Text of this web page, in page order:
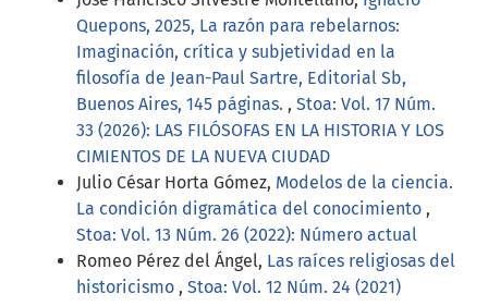
Quepons, 2025, La razón para rebelarnos:
Imaginación, crítica y subjetividad en la
filosofía de Jean-Paul Sartre, Editorial Sb,
Buenos Aires, 145 páginas. , Stoa: Vol. 17 Núm.
33 (2026): LAS FILÓSOFAS EN LA HISTORIA Y LOS
CIMIENTOS DE LA NUEVA CIUDAD
Julio César Horta Gómez, Modelos de la ciencia.
La condición digramática del conocimiento ,
Stoa: Vol. 13 Núm. 26 (2022): Número actual
Romeo Pérez del Ángel, Las raíces religiosas del
historicismo , Stoa: Vol. 12 Núm. 24 (2021)